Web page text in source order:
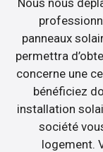
panneaux
permettra
concerne une
bénéficiez
installation
société
logement.